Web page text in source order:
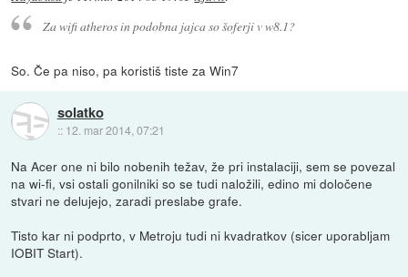
Za wifi atheros in podobna jajca so šoferji v w8.1?
So. Če pa niso, pa koristiš tiste za Win7
solatko
:: 12. mar 2014, 07:21
Na Acer one ni bilo nobenih težav, že pri instalaciji, sem se povezal
na wi-fi, vsi ostali gonilniki so se tudi naložili, edino mi določene
stvari ne delujejo, zaradi preslabe grafe.
Tisto kar ni podprto, v Metroju tudi ni kvadratkov (sicer uporabljam
IOBIT Start).